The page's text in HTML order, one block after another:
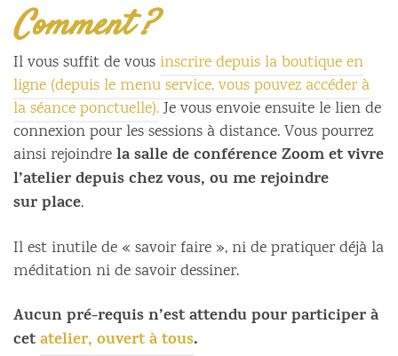
Comment ?
Il vous suffit de vous inscrire depuis la boutique en
ligne (depuis le menu service, vous pouvez accéder à
la séance ponctuelle).Je vous envoie ensuite le lien de
connexion pour les sessions à distance. Vous pourrez
ainsi rejoindrela salle de conférence Zoom et vivre
l’atelier depuis chez vous, ou me rejoindre
surplace.
Il est inutile de « savoir faire », ni de pratiquer déjà la
méditation ni de savoir dessiner.
Aucun pré-requis n’est attendu pour participer à
cetatelier, ouvert à tous.